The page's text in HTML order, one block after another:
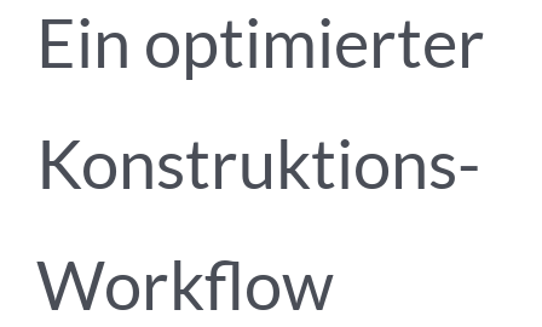
Ein optimierter
Konstruktions-
Workflow